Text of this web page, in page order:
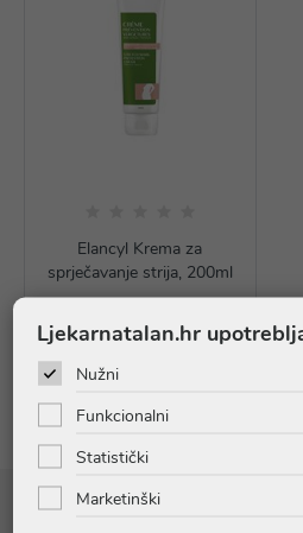
Elancyl Krema za
sprječavanje strija, 200ml
Ljekarnatalan.hr
Nužni
Funkcionalni
Statistički
Marketinški